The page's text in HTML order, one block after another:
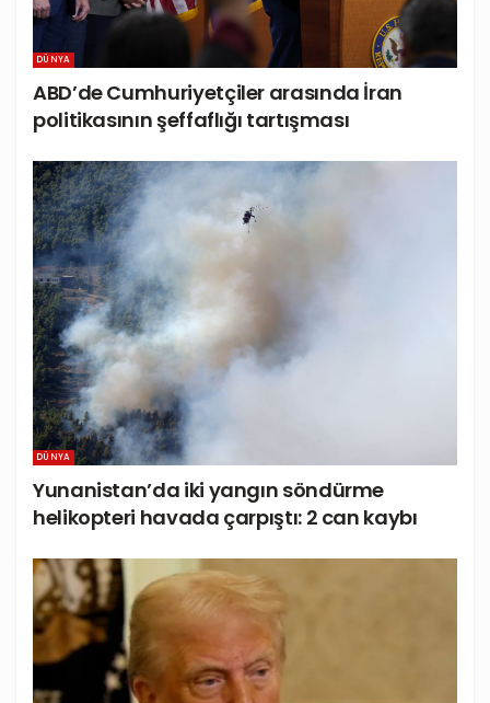
DÜNYA
ABD’de Cumhuriyetçiler arasında İran
politikasının şeffaflığı tartışması
DÜNYA
Yunanistan’da iki yangın söndürme
helikopteri havada çarpıştı: 2 can kaybı